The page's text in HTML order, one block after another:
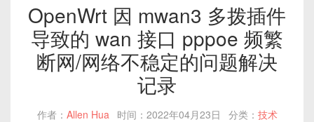
OpenWrt 因 mwan3 多拨插件
导致的 wan 接口 pppoe 频繁
断网/网络不稳定的问题解决
记录
作者： Allen Hua 时间：2022年04月23日 分类： 技术